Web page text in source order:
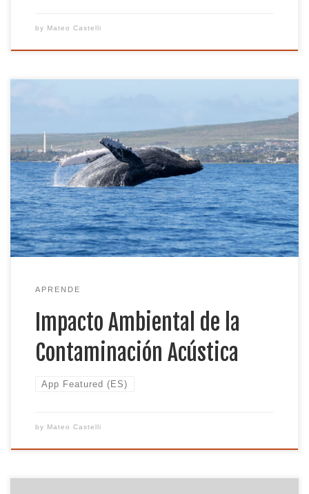
by Mateo Castelli
La contaminación acústica puede tener un impacto
importante en el medio ambiente. Un ecosistema
que ejemplifica los efectos severos de la
contaminación acústica es la vida marina. La vida
bajo el agua puede ser naturalmente bastante alta.
Las partículas de agua están más densamente
empaquetadas que las partículas de aire, […]
APRENDE
Impacto Ambiental de la
Contaminación Acústica
App Featured (ES)
by Mateo Castelli